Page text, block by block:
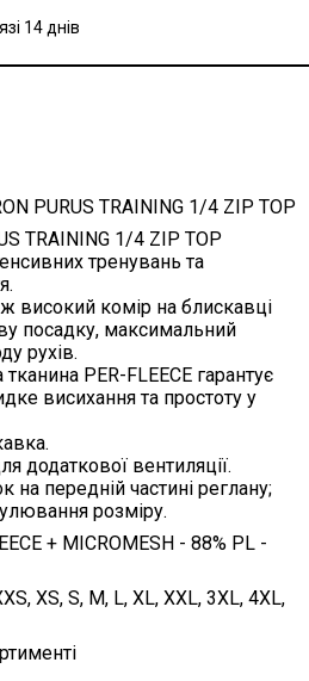
14 днів
PURUS TRAINING 1/4 ZIP TOP
TRAINING 1/4 ZIP TOP
тренувань та
високий комір на блискавці
посадку, максимальний
рухів.
PER-FLEECE гарантує
висихання та простоту у
додаткової вентиляції.
передній частині реглану;
розміру.
+ MICROMESH - 88% PL -
XS, S, M, L, XL, XXL, 3XL, 4XL,